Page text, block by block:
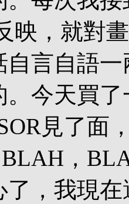
映，就對
自言自語
。今天買
見了面
，
了，我現